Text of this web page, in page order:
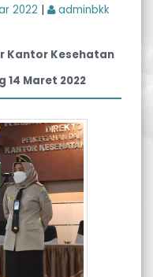
2022 | adminbkk
Kantor Kesehatan
14 Maret 2022